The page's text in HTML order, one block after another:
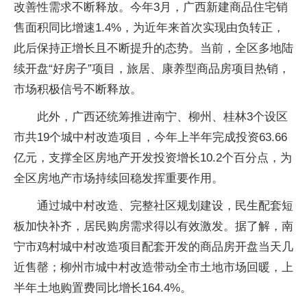
改善性需求不断释放。今年3月，广西新建商品住宅销
售面积同比增速1.4%，为近年来首次实现由负转正，
此后保持正增长且不断提升的态势。当前，全区多地陆
续开盘“好房子”项目，旅居、康养型商品房项目热销，
市场积极信号不断释放。
此外，广西还统筹推进南宁、柳州、桂林3个设区
市共19个城中村改造项目，今年上半年完成投资63.66
亿元，支撑全区房地产开发投资增长10.2个百分点，为
全区房地产市场持续回稳发挥重要作用。
通过城中村改造、完整社区规划建设，民生配套短
板加快补齐，居民购房需求得以有效激发。据了解，南
宁市鸡村城中村改造项目配套开发的商品房开盘当天几
近售罄；柳州市城中村改造带动全市土地市场回暖，上
半年土地购置费同比增长164.4%。